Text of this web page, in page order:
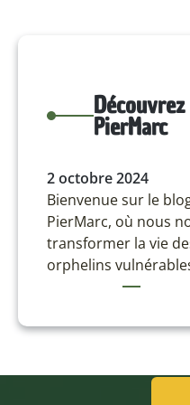
Découvrez
PierMarc
2 octobre 2024
Bienvenue sur le
PierMarc, où nous
transformer la vie
orphelins